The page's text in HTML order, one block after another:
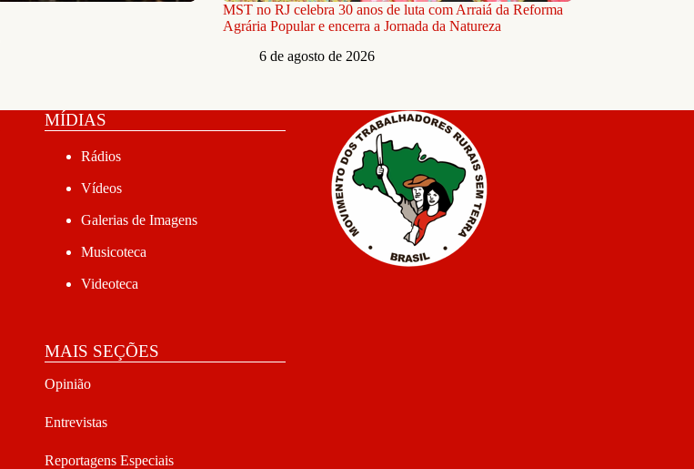
MST no RJ celebra 30 anos de luta com Arraiá da Reforma
Agrária Popular e encerra a Jornada da Natureza
6 de agosto de 2026
MÍDIAS
Rádios
Vídeos
Galerias de Imagens
Musicoteca
Videoteca
MAIS SEÇÕES
Opinião
Entrevistas
Reportagens Especiais